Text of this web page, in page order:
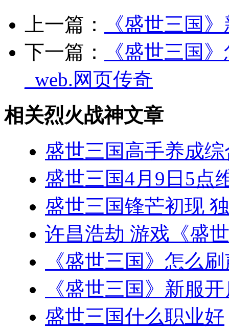
上一篇：
《盛世三国
下一篇：
《盛世三国
_web.网页传奇
相关烈火战神文章
盛世三国高手养成
盛世三国4月9日5点
盛世三国锋芒初现
许昌浩劫 游戏《盛
《盛世三国》怎么
《盛世三国》新服
盛世三国什么职业好